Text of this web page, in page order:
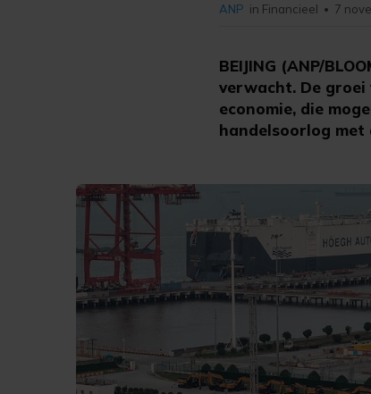
BEIJING (ANP/
verwacht. De
economie, die
handelsoorlog met
ANP in Financieel • 7